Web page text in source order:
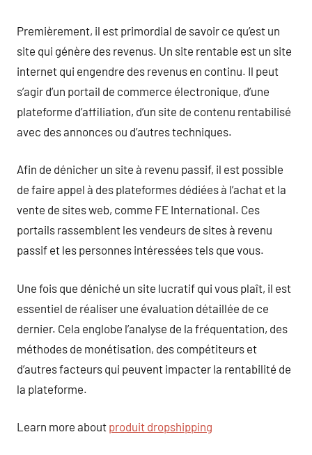
Premièrement, il est primordial de savoir ce qu’est un
site qui génère des revenus. Un site rentable est un site
internet qui engendre des revenus en continu. Il peut
s’agir d’un portail de commerce électronique, d’une
plateforme d’affiliation, d’un site de contenu rentabilisé
avec des annonces ou d’autres techniques.
Afin de dénicher un site à revenu passif, il est possible
de faire appel à des plateformes dédiées à l’achat et la
vente de sites web, comme FE International. Ces
portails rassemblent les vendeurs de sites à revenu
passif et les personnes intéressées tels que vous.
Une fois que déniché un site lucratif qui vous plaît, il est
essentiel de réaliser une évaluation détaillée de ce
dernier. Cela englobe l’analyse de la fréquentation, des
méthodes de monétisation, des compétiteurs et
d’autres facteurs qui peuvent impacter la rentabilité de
la plateforme.
Learn more about produit dropshipping